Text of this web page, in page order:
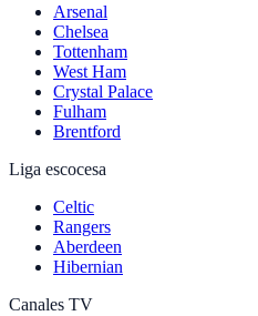
Arsenal
Chelsea
Tottenham
West Ham
Crystal Palace
Fulham
Brentford
Liga escocesa
Celtic
Rangers
Aberdeen
Hibernian
Canales TV